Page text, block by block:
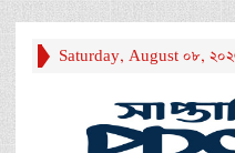
Saturday, August 08,